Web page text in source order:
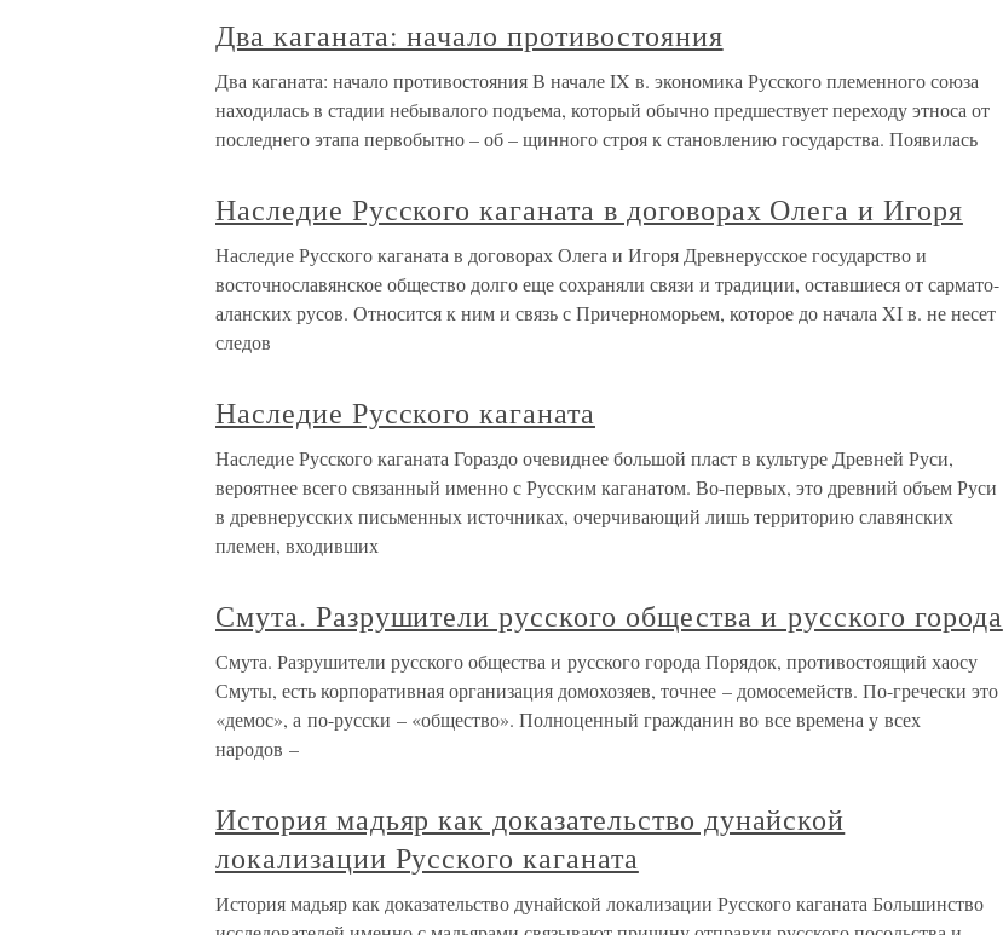
Два каганата: начало противостояния
Два каганата: начало противостояния В начале IX в. экономика Русского племенного союза
находилась в стадии небывалого подъема, который обычно предшествует переходу этноса от
последнего этапа первобытно – об – щинного строя к становлению государства. Появилась
Наследие Русского каганата в договорах Олега и Игоря
Наследие Русского каганата в договорах Олега и Игоря Древнерусское государство и
восточнославянское общество долго еще сохраняли связи и традиции, оставшиеся от сармато-
аланских русов. Относится к ним и связь с Причерноморьем, которое до начала XI в. не несет
следов
Наследие Русского каганата
Наследие Русского каганата Гораздо очевиднее большой пласт в культуре Древней Руси,
вероятнее всего связанный именно с Русским каганатом. Во-первых, это древний объем Руси
в древнерусских письменных источниках, очерчивающий лишь территорию славянских
племен, входивших
Смута. Разрушители русского общества и русского города
Смута. Разрушители русского общества и русского города Порядок, противостоящий хаосу
Смуты, есть корпоративная организация домохозяев, точнее – домосемейств. По-гречески это
«демос», а по-русски – «общество». Полноценный гражданин во все времена у всех
народов –
История мадьяр как доказательство дунайской
локализации Русского каганата
История мадьяр как доказательство дунайской локализации Русского каганата Большинство